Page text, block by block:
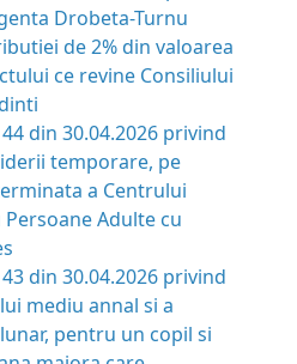
Drobeta-Turnu
de 2% din valoarea
ce revine Consiliului
44 din 30.04.2026 privind
temporare, pe
a Centrului
Adulte cu
43 din 30.04.2026 privind
mediu annal si a
pentru un copil si